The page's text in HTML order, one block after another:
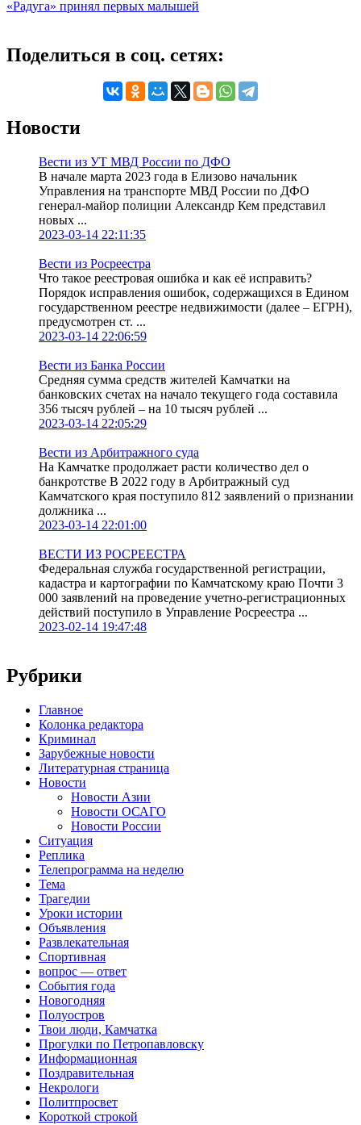
«Радуга» принял первых малышей
Поделиться в соц. сетях:
Новости
Вести из УТ МВД России по ДФО
В начале марта 2023 года в Елизово начальник
Управления на транспорте МВД России по ДФО
генерал-майор полиции Александр Кем представил
новых ...
2023-03-14 22:11:35
Вести из Росреестра
Что такое реестровая ошибка и как её исправить?
Порядок исправления ошибок, содержащихся в Едином
государственном реестре недвижимости (далее – ЕГРН),
предусмотрен ст. ...
2023-03-14 22:06:59
Вести из Банка России
Средняя сумма средств жителей Камчатки на
банковских счетах на начало текущего года составила
356 тысяч рублей – на 10 тысяч рублей ...
2023-03-14 22:05:29
Вести из Арбитражного суда
На Камчатке продолжает расти количество дел о
банкротстве В 2022 году в Арбитражный суд
Камчатского края поступило 812 заявлений о признании
должника ...
2023-03-14 22:01:00
ВЕСТИ ИЗ РОСРЕЕСТРА
Федеральная служба государственной регистрации,
кадастра и картографии по Камчатскому краю Почти 3
000 заявлений на проведение учетно-регистрационных
действий поступило в Управление Росреестра ...
2023-02-14 19:47:48
Рубрики
Главное
Колонка редактора
Криминал
Зарубежные новости
Литературная страница
Новости
Новости Азии
Новости ОСАГО
Новости России
Ситуация
Реплика
Телепрограмма на неделю
Тема
Трагедии
Уроки истории
Объявления
Развлекательная
Спортивная
вопрос — ответ
События года
Новогодняя
Полуостров
Твои люди, Камчатка
Прогулки по Петропавловску
Информационная
Поздравительная
Некрологи
Политпросвет
Короткой строкой